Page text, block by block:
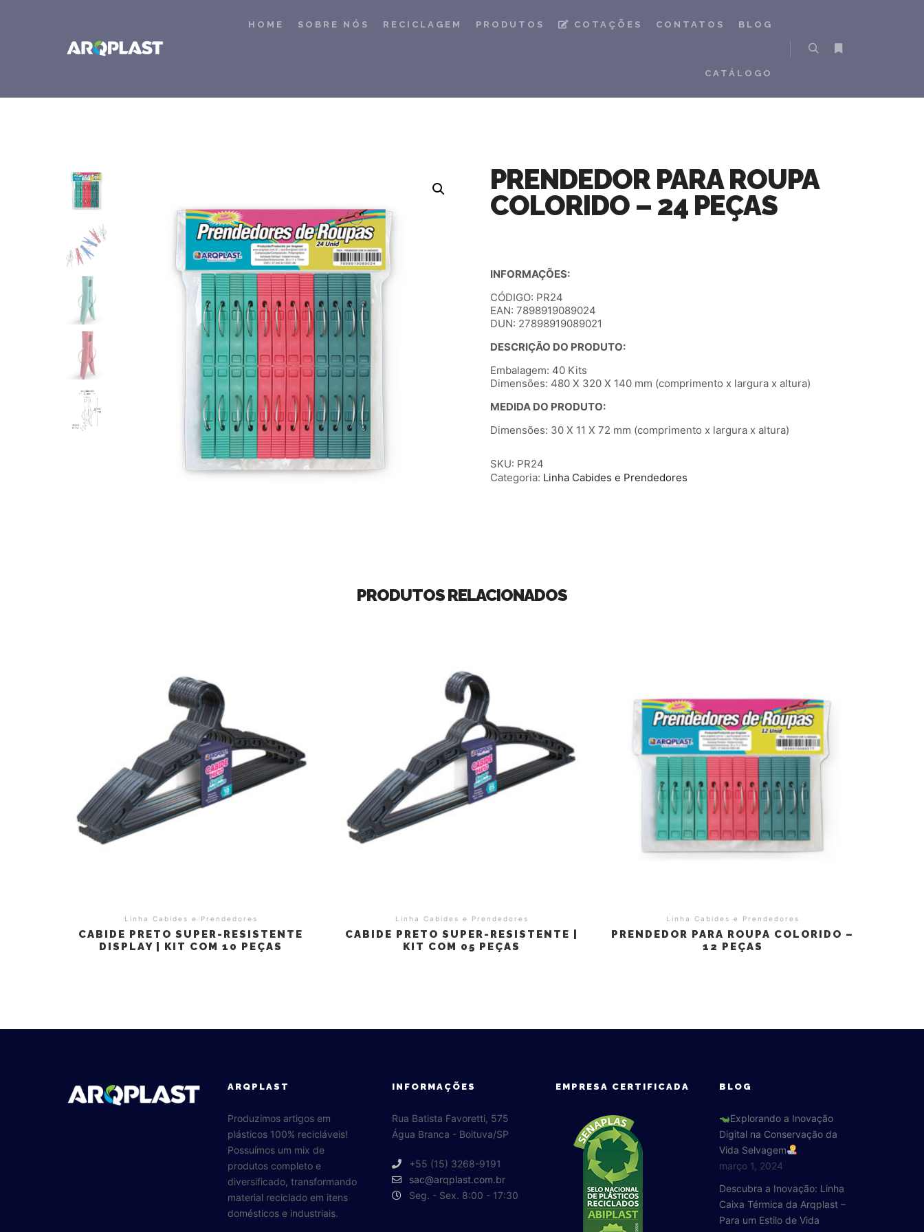
HOME SOBRE NÓS RECICLAGEM PRODUTOS COTAÇÕES CONTATOS BLOG
CATÁLOGO
PRENDEDOR PARA ROUPA
COLORIDO – 24 PEÇAS
INFORMAÇÕES:
CÓDIGO: PR24
EAN: 7898919089024
DUN: 27898919089021
DESCRIÇÃO DO PRODUTO:
Embalagem: 40 Kits
Dimensões: 480 X 320 X 140 mm (comprimento x largura x altura)
MEDIDA DO PRODUTO:
Dimensões: 30 X 11 X 72 mm (comprimento x largura x altura)
SKU: PR24
Categoria: Linha Cabides e Prendedores
PRODUTOS RELACIONADOS
Linha Cabides e Prendedores
CABIDE PRETO SUPER-RESISTENTE
DISPLAY | KIT COM 10 PEÇAS
Linha Cabides e Prendedores
CABIDE PRETO SUPER-RESISTENTE |
KIT COM 05 PEÇAS
Linha Cabides e Prendedores
PRENDEDOR PARA ROUPA COLORIDO –
12 PEÇAS
ARQPLAST
Produzimos artigos em
plásticos 100% recicláveis!
Possuímos um mix de
produtos completo e
diversificado, transformando
material reciclado em itens
domésticos e industriais.
INFORMAÇÕES
Rua Batista Favoretti, 575
Água Branca - Boituva/SP
+55 (15) 3268-9191
sac@arqplast.com.br
Seg. - Sex. 8:00 - 17:30
EMPRESA CERTIFICADA BLOG
Explorando a Inovação
Digital na Conservação da
Vida Selvagem
março 1, 2024
Descubra a Inovação: Linha
Caixa Térmica da Arqplast –
Para um Estilo de Vida